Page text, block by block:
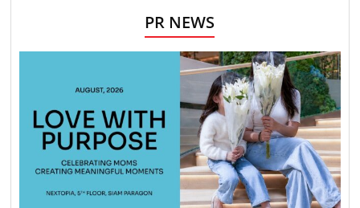
PR NEWS